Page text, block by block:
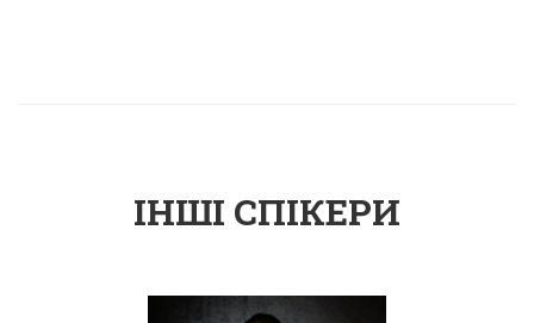
ІНШІ СПІКЕРИ